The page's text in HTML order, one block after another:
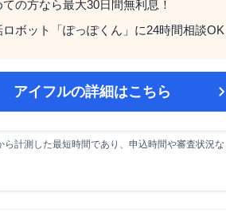
ての方なら最大30日間無利息！
ロボット「ぽっぽくん」に24時間相談OK
アイフルの詳細はこちら
計測した最短時間であり、申込時間や審査状況な